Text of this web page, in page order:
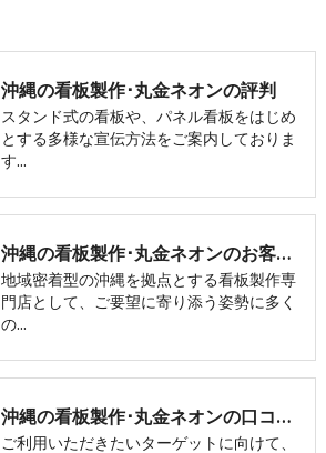
沖縄の看板製作･丸金ネオンの評判
スタンド式の看板や、パネル看板をはじめ
とする多様な宣伝方法をご案内しておりま
す…
沖縄の看板製作･丸金ネオンのお客様の声
地域密着型の沖縄を拠点とする看板製作専
門店として、ご要望に寄り添う姿勢に多く
の…
沖縄の看板製作･丸金ネオンの口コミ情報
ご利用いただきたいターゲットに向けて、